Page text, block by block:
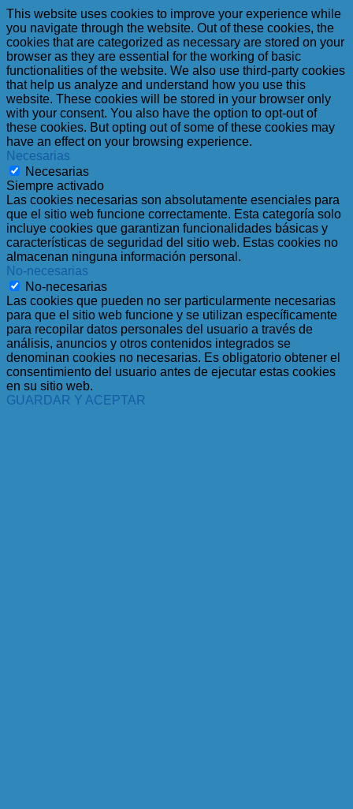
This website uses cookies to improve your experience while
you navigate through the website. Out of these cookies, the
cookies that are categorized as necessary are stored on your
browser as they are essential for the working of basic
functionalities of the website. We also use third-party cookies
that help us analyze and understand how you use this
website. These cookies will be stored in your browser only
with your consent. You also have the option to opt-out of
these cookies. But opting out of some of these cookies may
have an effect on your browsing experience.
Necesarias
Necesarias
Siempre activado
Las cookies necesarias son absolutamente esenciales para
que el sitio web funcione correctamente. Esta categoría solo
incluye cookies que garantizan funcionalidades básicas y
características de seguridad del sitio web. Estas cookies no
almacenan ninguna información personal.
No-necesarias
No-necesarias
Las cookies que pueden no ser particularmente necesarias
para que el sitio web funcione y se utilizan específicamente
para recopilar datos personales del usuario a través de
análisis, anuncios y otros contenidos integrados se
denominan cookies no necesarias. Es obligatorio obtener el
consentimiento del usuario antes de ejecutar estas cookies
en su sitio web.
GUARDAR Y ACEPTAR